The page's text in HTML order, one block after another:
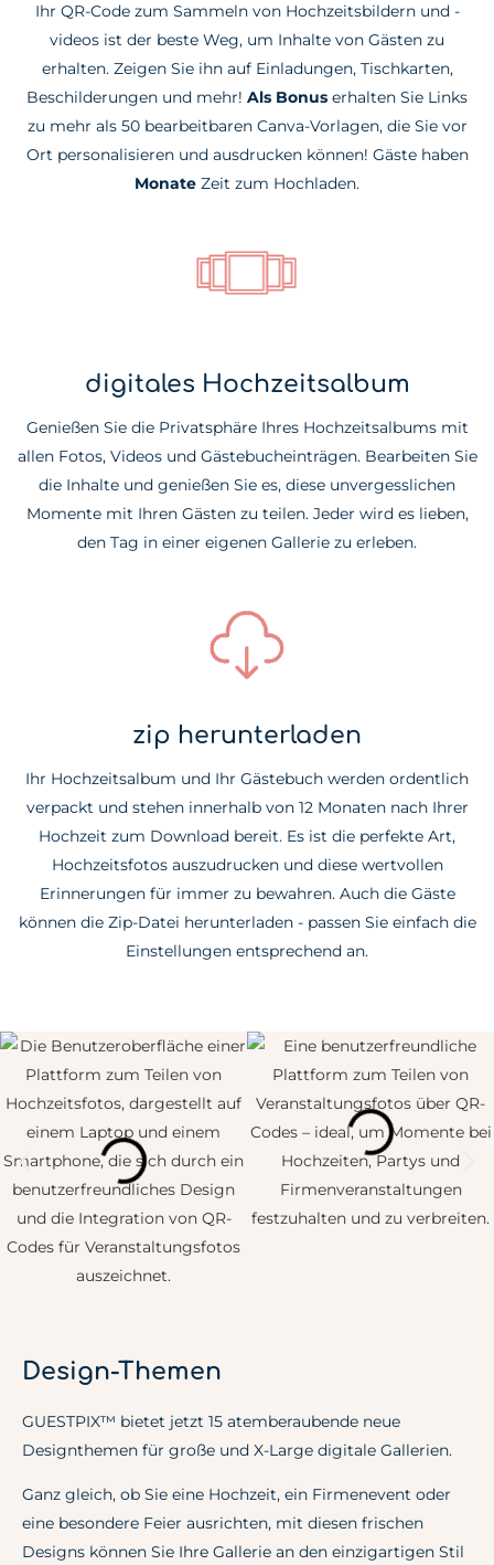
Ihr QR-Code zum Sammeln von Hochzeitsbildern und -
videos ist der beste Weg, um Inhalte von Gästen zu
erhalten. Zeigen Sie ihn auf Einladungen, Tischkarten,
Beschilderungen und mehr! Als Bonus erhalten Sie Links
zu mehr als 50 bearbeitbaren Canva-Vorlagen, die Sie vor
Ort personalisieren und ausdrucken können! Gäste haben
Monate Zeit zum Hochladen.
digitales Hochzeitsalbum
Genießen Sie die Privatsphäre Ihres Hochzeitsalbums mit
allen Fotos, Videos und Gästebucheinträgen. Bearbeiten Sie
die Inhalte und genießen Sie es, diese unvergesslichen
Momente mit Ihren Gästen zu teilen. Jeder wird es lieben,
den Tag in einer eigenen Gallerie zu erleben.
zip herunterladen
Ihr Hochzeitsalbum und Ihr Gästebuch werden ordentlich
verpackt und stehen innerhalb von 12 Monaten nach Ihrer
Hochzeit zum Download bereit. Es ist die perfekte Art,
Hochzeitsfotos auszudrucken und diese wertvollen
Erinnerungen für immer zu bewahren. Auch die Gäste
können die Zip-Datei herunterladen - passen Sie einfach die
Einstellungen entsprechend an.
Design-Themen
GUESTPIX™ bietet jetzt 15 atemberaubende neue
Designthemen für große und X-Large digitale Gallerien.
Ganz gleich, ob Sie eine Hochzeit, ein Firmenevent oder
eine besondere Feier ausrichten, mit diesen frischen
Designs können Sie Ihre Gallerie an den einzigartigen Stil